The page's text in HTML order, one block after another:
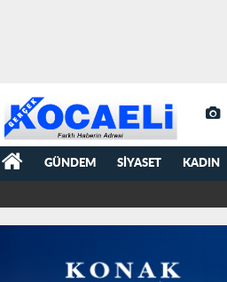
GÜNDEM SIYASET KADIN